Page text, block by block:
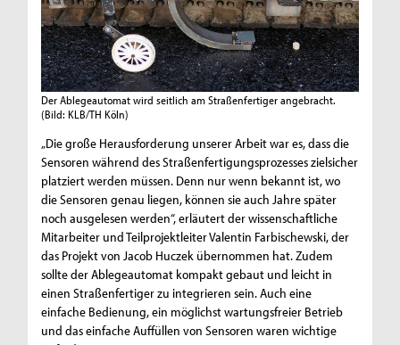
Der Ablegeautomat wird seitlich am Straßenfertiger angebracht.
(Bild: KLB/TH Köln)
„Die große Herausforderung unserer Arbeit war es, dass die
Sensoren während des Straßenfertigungsprozesses zielsicher
platziert werden müssen. Denn nur wenn bekannt ist, wo
die Sensoren genau liegen, können sie auch Jahre später
noch ausgelesen werden“, erläutert der wissenschaftliche
Mitarbeiter und Teilprojektleiter Valentin Farbischewski, der
das Projekt von Jacob Huczek übernommen hat. Zudem
sollte der Ablegeautomat kompakt gebaut und leicht in
einen Straßenfertiger zu integrieren sein. Auch eine
einfache Bedienung, ein möglichst wartungsfreier Betrieb
und das einfache Auffüllen von Sensoren waren wichtige